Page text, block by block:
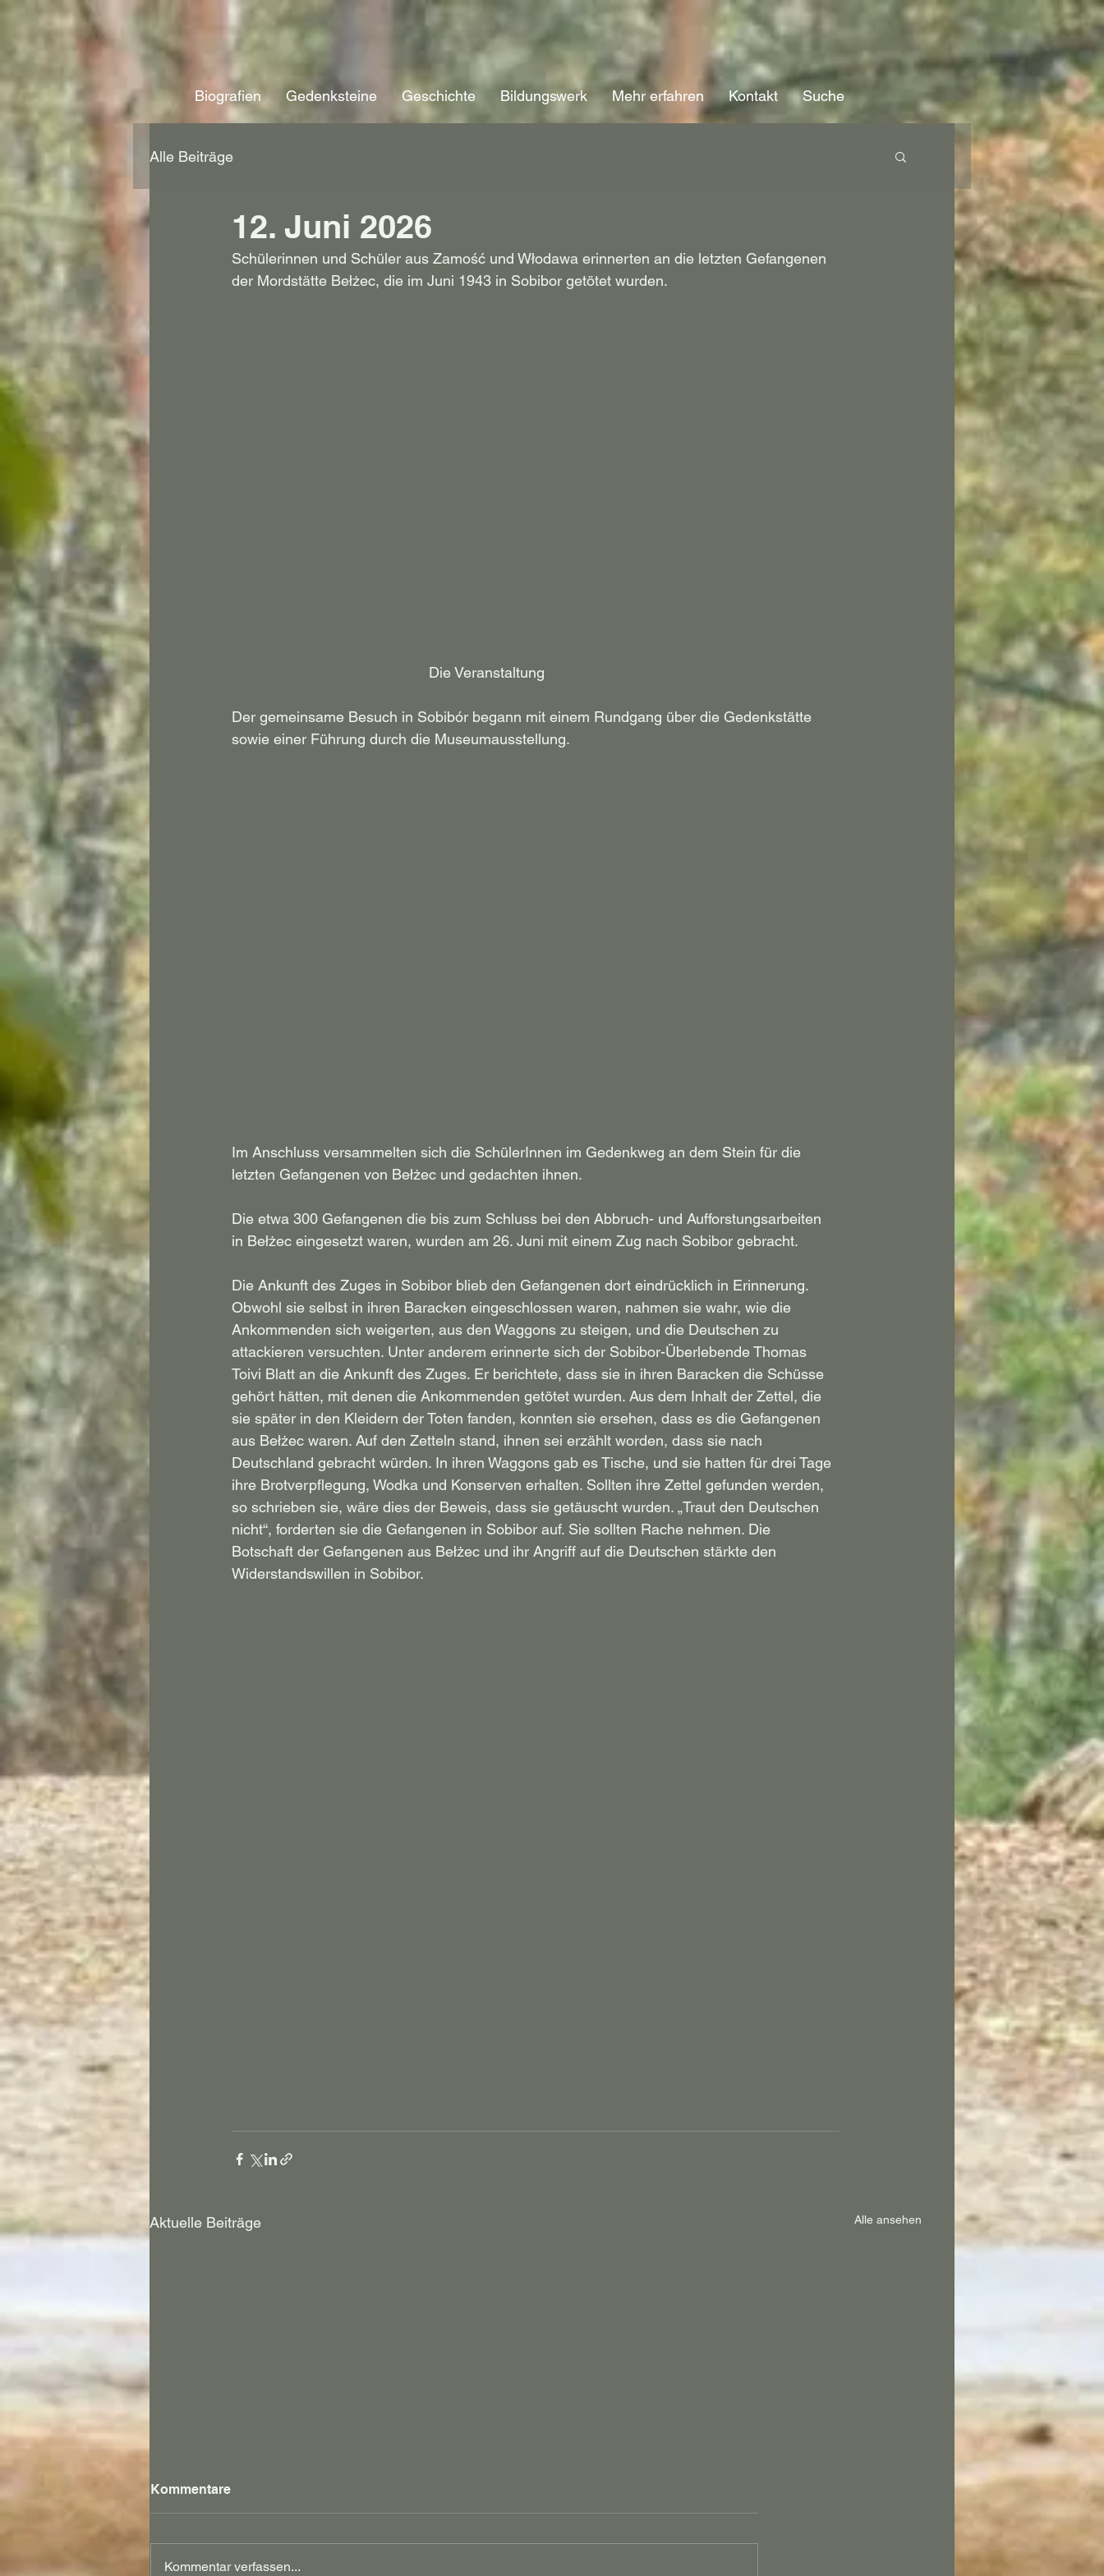
Biografien Gedenksteine Geschichte Bildungswerk Mehr erfahren Kontakt Suche
Alle Beiträge
12. Juni 2026
Schülerinnen und Schüler aus Zamość und Włodawa erinnerten an die letzten Gefangenen
der Mordstätte Bełżec, die im Juni 1943 in Sobibor getötet wurden.
                                                Die Veranstaltung
Der gemeinsame Besuch in Sobibór begann mit einem Rundgang über die Gedenkstätte
sowie einer Führung durch die Museumausstellung.
Im Anschluss versammelten sich die SchülerInnen im Gedenkweg an dem Stein für die
letzten Gefangenen von Bełżec und gedachten ihnen.
Die etwa 300 Gefangenen die bis zum Schluss bei den Abbruch- und Aufforstungsarbeiten
in Bełżec eingesetzt waren, wurden am 26. Juni mit einem Zug nach Sobibor gebracht.
Die Ankunft des Zuges in Sobibor blieb den Gefangenen dort eindrücklich in Erinnerung.
Obwohl sie selbst in ihren Baracken eingeschlossen waren, nahmen sie wahr, wie die
Ankommenden sich weigerten, aus den Waggons zu steigen, und die Deutschen zu
attackieren versuchten. Unter anderem erinnerte sich der Sobibor-Überlebende Thomas
Toivi Blatt an die Ankunft des Zuges. Er berichtete, dass sie in ihren Baracken die Schüsse
gehört hätten, mit denen die Ankommenden getötet wurden. Aus dem Inhalt der Zettel, die
sie später in den Kleidern der Toten fanden, konnten sie ersehen, dass es die Gefangenen
aus Bełżec waren. Auf den Zetteln stand, ihnen sei erzählt worden, dass sie nach
Deutschland gebracht würden. In ihren Waggons gab es Tische, und sie hatten für drei Tage
ihre Brotverpflegung, Wodka und Konserven erhalten. Sollten ihre Zettel gefunden werden,
so schrieben sie, wäre dies der Beweis, dass sie getäuscht wurden. „Traut den Deutschen
nicht“, forderten sie die Gefangenen in Sobibor auf. Sie sollten Rache nehmen. Die
Botschaft der Gefangenen aus Bełżec und ihr Angriff auf die Deutschen stärkte den
Widerstandswillen in Sobibor.
Aktuelle Beiträge Alle ansehen
Kommentare
Kommentar verfassen...